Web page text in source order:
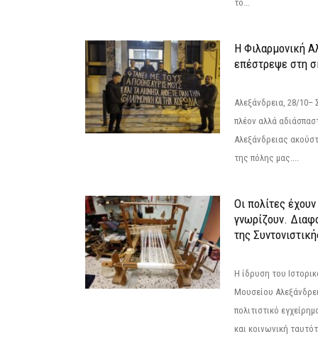
το...
Η Φιλαρμονική
επέστρεψε στη
Αλεξάνδρεια, 28/
πλέον αλλά
Αλεξάνδρειας
της πόλης μας....
Οι πολίτες
γνωρίζουν.
της
Η ίδρυση του
Μουσείου
πολιτιστικό
και κοινωνική